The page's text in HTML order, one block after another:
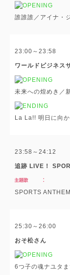
誰誰誰／アイナ・
23:00～23:58
ワールドビジネス
未来への煌めき／
La La!! 明日に向
23:58～24:12
追跡 LIVE！
SPORTS
25:30～26:00
おそ松さん
6つ子の魂ナユタ